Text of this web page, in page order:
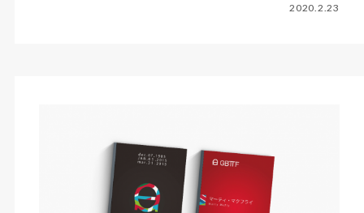
2020.2.23